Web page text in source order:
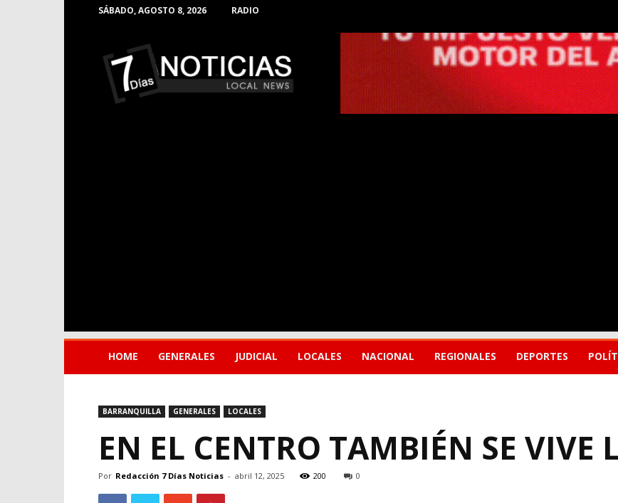
SÁBADO, AGOSTO 8, 2026 RADIO
Noticias
de
Barranquilla
HOME GENERALES JUDICIAL LOCALES NACIONAL REGIONALES DEPORTES
BARRANQUILLA GENERALES LOCALES
EN EL CENTRO TAMBIÉN SE VIVE
Por Redacción 7 Días Noticias - abril 12, 2025 200 0